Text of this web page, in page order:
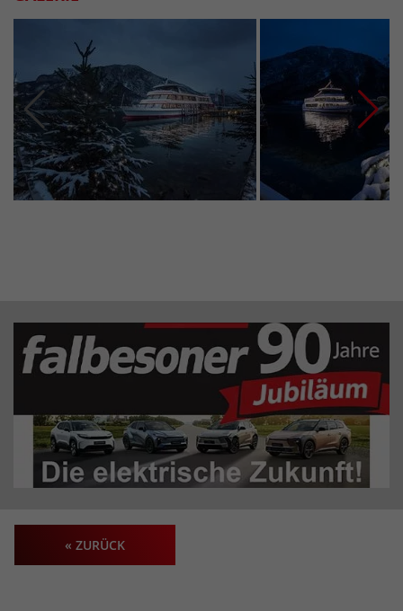
« ZURÜCK